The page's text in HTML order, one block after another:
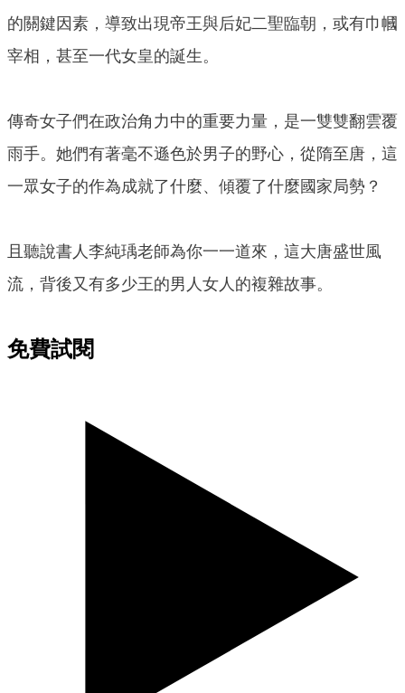
的關鍵因素，導致出現帝王與后妃二聖臨朝，或有巾幗
宰相，甚至一代女皇的誕生。
傳奇女子們在政治角力中的重要力量，是一雙雙翻雲覆
雨手。她們有著毫不遜色於男子的野心，從隋至唐，這
一眾女子的作為成就了什麼、傾覆了什麼國家局勢？
且聽說書人李純瑀老師為你一一道來，這大唐盛世風
流，背後又有多少王的男人女人的複雜故事。
免費試閱